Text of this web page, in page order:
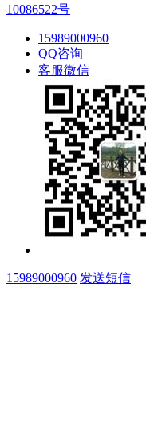
10086522号
15989000960
QQ咨询
客服微信
15989000960 发送短信